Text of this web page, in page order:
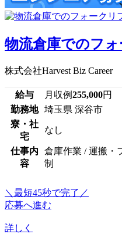
物流倉庫でのフ
株式会社Harvest Biz Career
給与 月収例255,000円
勤務地
埼玉県 深谷市
寮・社
宅
なし
仕事内
容
倉庫作業 / 運搬・
制
＼最短45秒で完了／
応募へ進む
詳しく